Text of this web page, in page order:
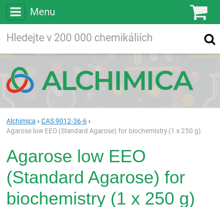
Menu
Vyhledávání
Alchimica
CAS 9012-36-6
Agarose low EEO (Standard Agarose) for biochemistry (1 x 250 g)
Agarose low EEO
(Standard Agarose) for
biochemistry (1 x 250 g)